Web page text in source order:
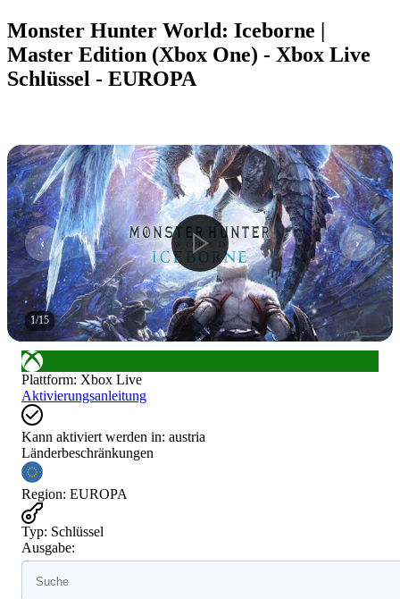
Monster Hunter World: Iceborne |
Master Edition (Xbox One) - Xbox Live
Schlüssel - EUROPA
1/15
Plattform: Xbox Live
Aktivierungsanleitung
Kann aktiviert werden in: austria
Länderbeschränkungen
Region: EUROPA
Typ: Schlüssel
Ausgabe: